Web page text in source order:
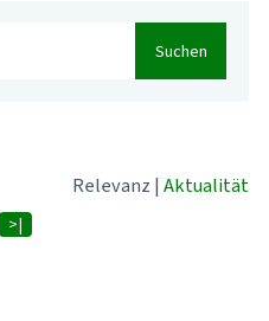
Suchen
Relevanz | Aktualität
>|